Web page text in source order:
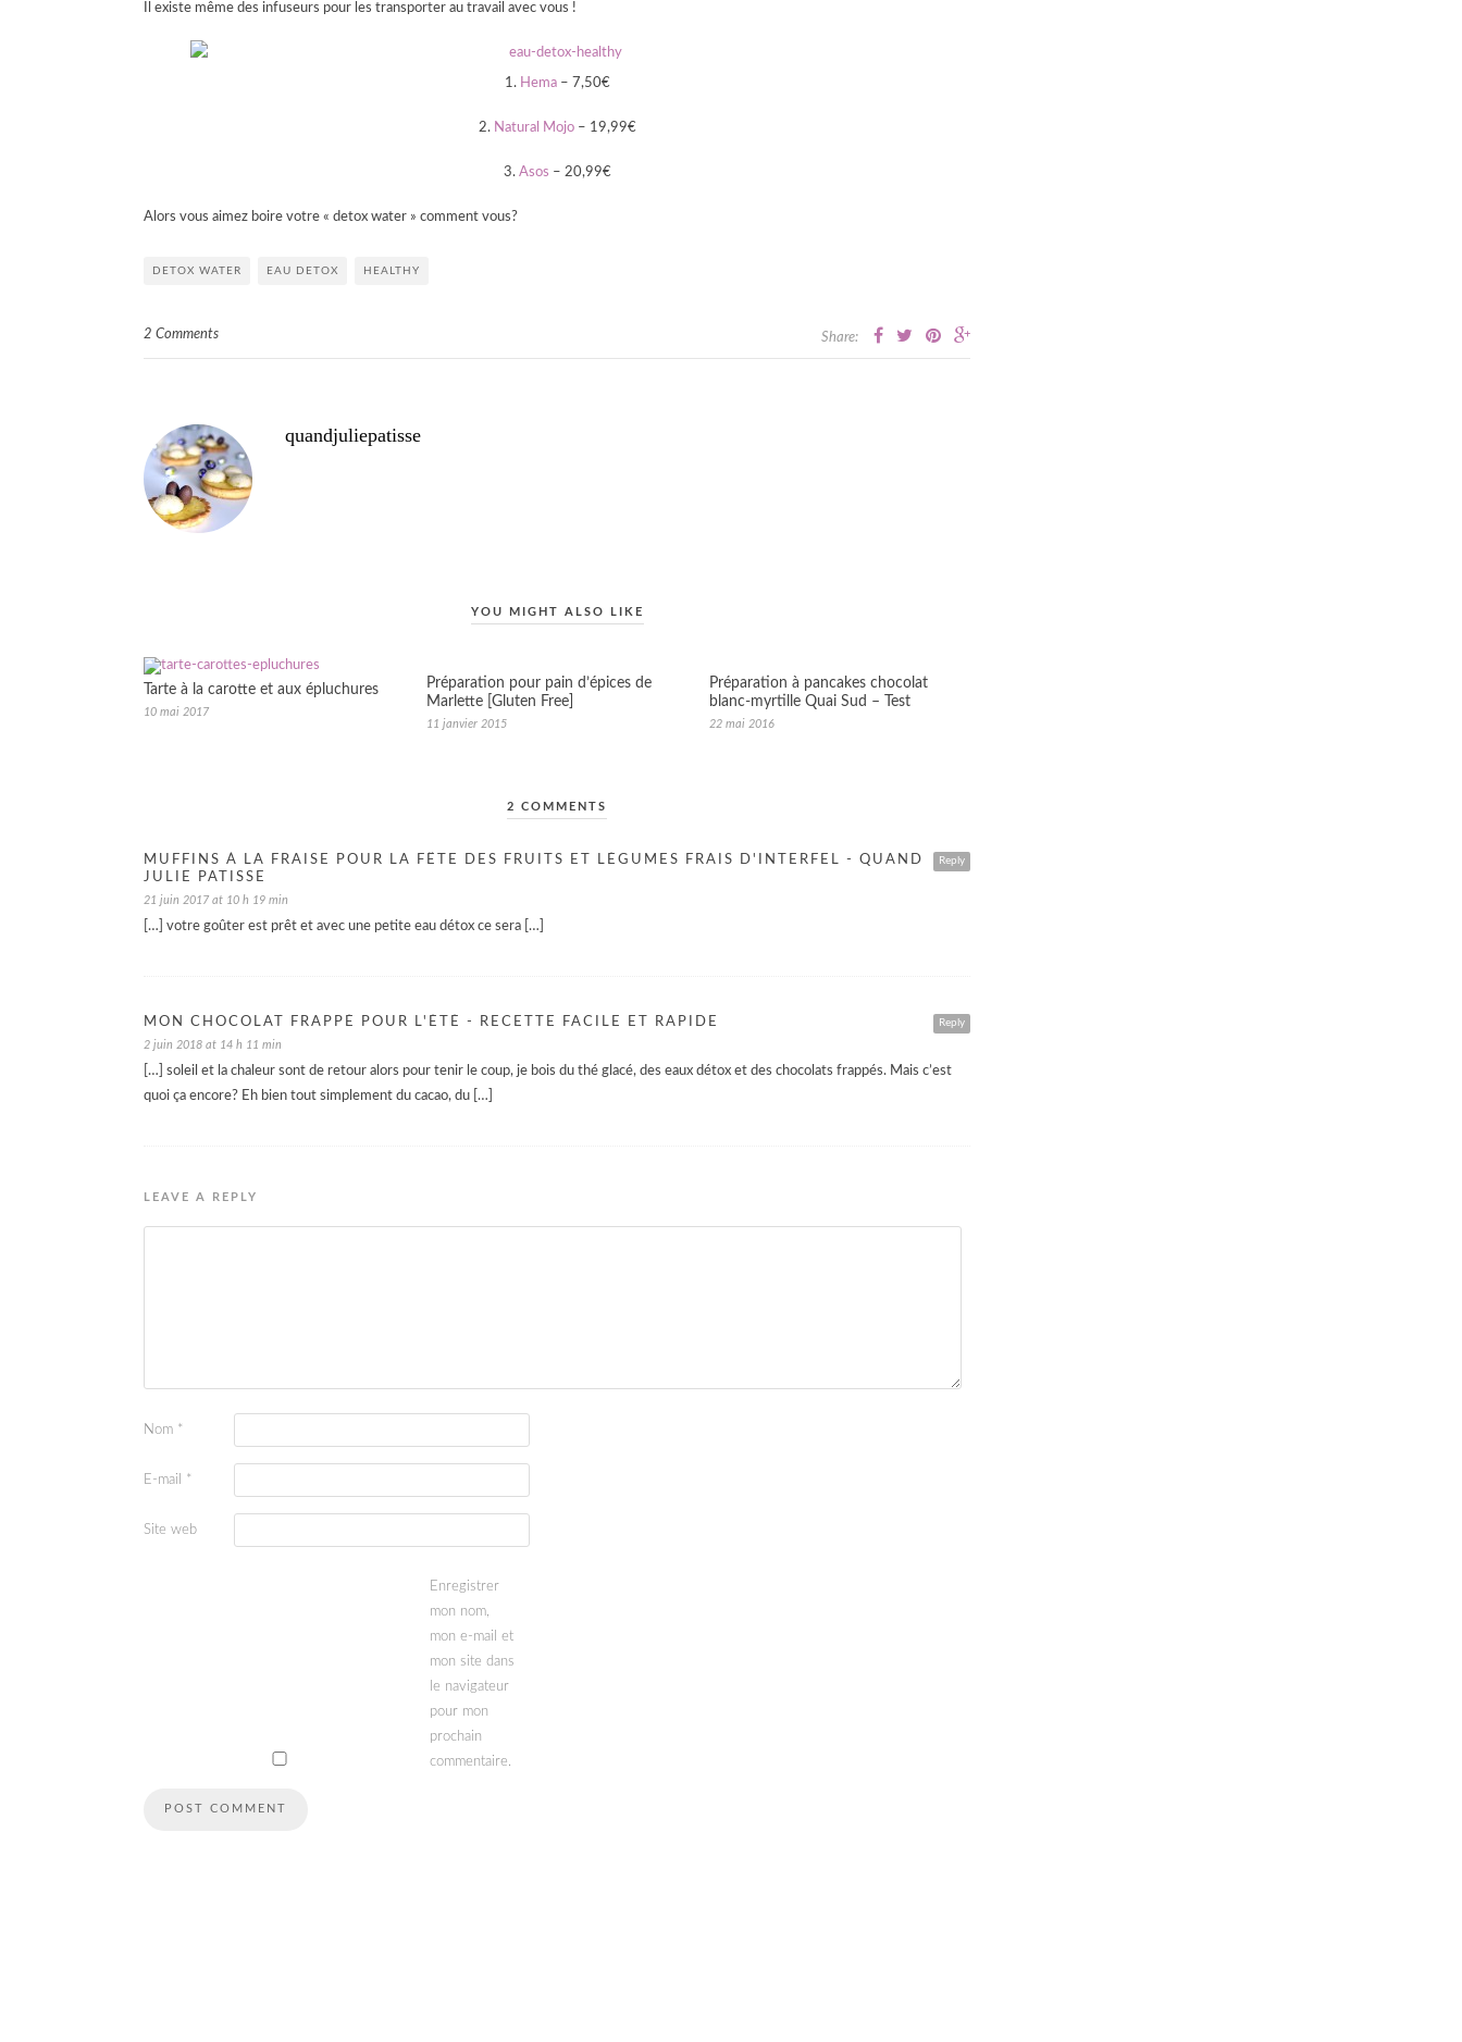
Il existe même des infuseurs pour les transporter au travail avec vous !
1. Hema – 7,50€
2. Natural Mojo– 19,99€
3. Asos – 20,99€
Alors vous aimez boire votre « detox water » comment vous?
DETOX WATER EAU DETOX HEALTHY
2 Comments Share:
quandjuliepatisse
YOU MIGHT ALSO LIKE
Tarte à la carotte et aux épluchures
10 mai 2017
Préparation pour pain d’épices de
Marlette [Gluten Free]
11 janvier 2015
Préparation à pancakes chocolat
blanc-myrtille Quai Sud – Test
22 mai 2016
2 COMMENTS
Reply
MUFFINS À LA FRAISE POUR LA FÊTE DES FRUITS ET LÉGUMES FRAIS D'INTERFEL - QUAND
JULIE PATISSE
21 juin 2017 at 10 h 19 min
[…] votre goûter est prêt et avec une petite eau détox ce sera […]
Reply
MON CHOCOLAT FRAPPÉ POUR L'ÉTÉ - RECETTE FACILE ET RAPIDE
2 juin 2018 at 14 h 11 min
[…] soleil et la chaleur sont de retour alors pour tenir le coup, je bois du thé glacé, des eaux détox et des chocolats frappés. Mais c’est
quoi ça encore? Eh bien tout simplement du cacao, du […]
LEAVE A REPLY
Nom *
E-mail *
Site web
Enregistrer
mon nom,
mon e-mail et
mon site dans
le navigateur
pour mon
prochain
commentaire.